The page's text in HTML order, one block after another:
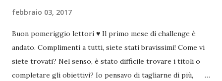
febbraio 03, 2017
Buon pomeriggio lettori ♥ Il primo mese di challenge è
andato. Complimenti a tutti, siete stati bravissimi! Come vi
siete trovati? Nel senso, è stato difficile trovare i titoli o
completare gli obiettivi? Io pensavo di tagliarne di più,